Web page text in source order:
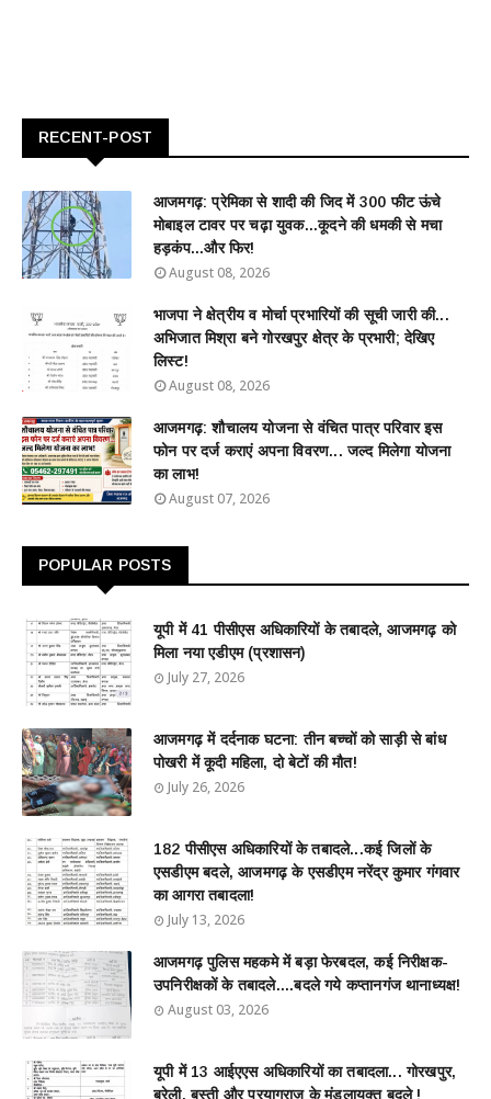
RECENT-POST
आजमगढ़: प्रेमिका से शादी की जिद में 300 फीट ऊंचे
मोबाइल टावर पर चढ़ा युवक...कूदने की धमकी से मचा
हड़कंप...और फिर!
August 08, 2026
भाजपा ने क्षेत्रीय व मोर्चा प्रभारियों की सूची जारी की...
अभिजात मिश्रा बने गोरखपुर क्षेत्र के प्रभारी; देखिए
लिस्ट!
August 08, 2026
आजमगढ़: शौचालय योजना से वंचित पात्र परिवार इस
फोन पर दर्ज कराएं अपना विवरण... जल्द मिलेगा योजना
का लाभ!
August 07, 2026
POPULAR POSTS
यूपी में 41 पीसीएस अधिकारियों के तबादले, आजमगढ़ को
मिला नया एडीएम (प्रशासन)
July 27, 2026
आजमगढ़ में दर्दनाक घटना: तीन बच्चों को साड़ी से बांध
पोखरी में कूदी महिला, दो बेटों की मौत!
July 26, 2026
182 पीसीएस अधिकारियों के तबादले...कई जिलों के
एसडीएम बदले, आजमगढ़ के एसडीएम नरेंद्र कुमार गंगवार
का आगरा तबादला!
July 13, 2026
आजमगढ़ पुलिस महकमे में बड़ा फेरबदल, कई निरीक्षक-
उपनिरीक्षकों के तबादले....बदले गये कप्तानगंज थानाध्यक्ष!
August 03, 2026
यूपी में 13 आईएएस अधिकारियों का तबादला... गोरखपुर,
बरेली, बस्ती और प्रयागराज के मंडलायुक्त बदले !